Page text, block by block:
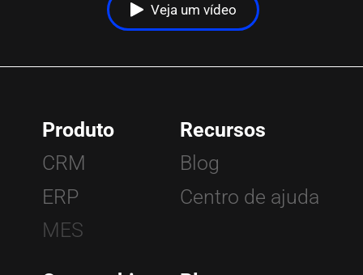
Veja um vídeo
Produto
CRM
ERP
MES
Recursos
Blog
Centro de ajuda